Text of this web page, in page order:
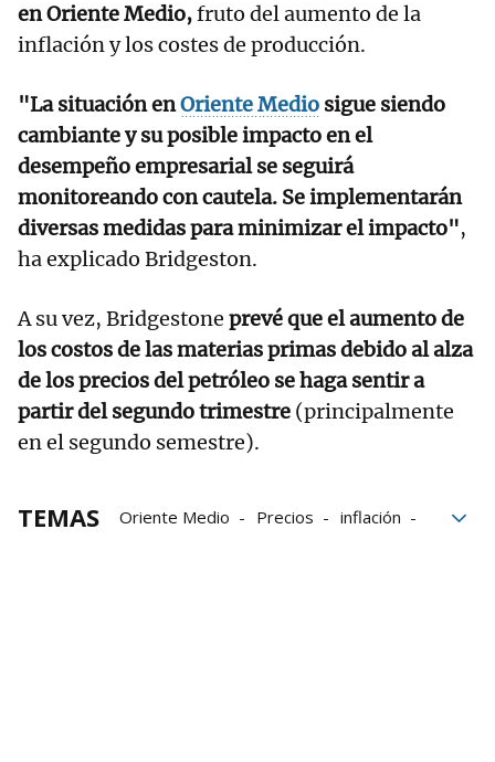
en Oriente Medio,fruto del aumento de la
inflación y los costes de producción.
"La situación enOriente Medio sigue siendo
cambiante y su posible impacto en el
desempeño empresarial se seguirá
monitoreando con cautela. Se implementarán
diversas medidas para minimizar el impacto",
ha explicado Bridgeston.
A su vez, Bridgestone prevé que el aumento de
los costos de las materias primas debido al alza
de los precios del petróleo se haga sentir a
partir del segundo trimestre (principalmente
en el segundo semestre).
TEMAS Oriente Medio Precios
inflación